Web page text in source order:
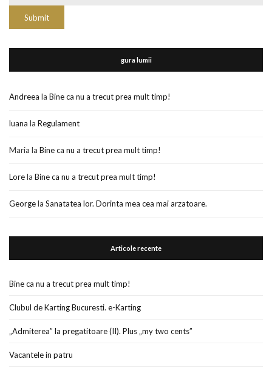
gura lumii
Andreea la Bine ca nu a trecut prea mult timp!
luana la Regulament
Maria la Bine ca nu a trecut prea mult timp!
Lorela Bine ca nu a trecut prea mult timp!
Georgela Sanatatea lor. Dorinta mea cea mai arzatoare.
Articole recente
Bine ca nu a trecut prea mult timp!
Clubul de Karting Bucuresti. e-Karting
„Admiterea” la pregatitoare (II). Plus „my two cents”
Vacantele in patru